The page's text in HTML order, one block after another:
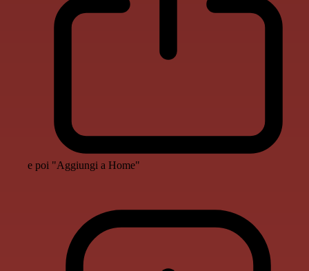
e poi "Aggiungi a Home"